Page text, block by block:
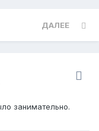
ДАЛЕЕ
занимательно.